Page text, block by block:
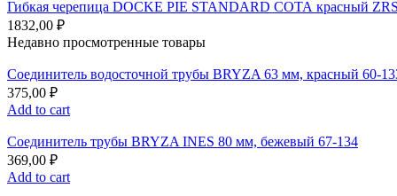
Гибкая черепица DOCKE PIE STANDARD СОТА красный
1832,00 ₽
Недавно просмотренные товары
Соединитель водосточной трубы BRYZA 63 мм, краcный 60-
375,00 ₽
Add to cart
Соединитель трубы BRYZA INES 80 мм, бежевый 67-134
369,00 ₽
Add to cart